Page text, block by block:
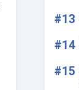
#13
#14
#15